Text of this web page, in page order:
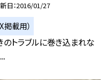
日 2016/01/27
載用）
トラブルに巻き込まれな